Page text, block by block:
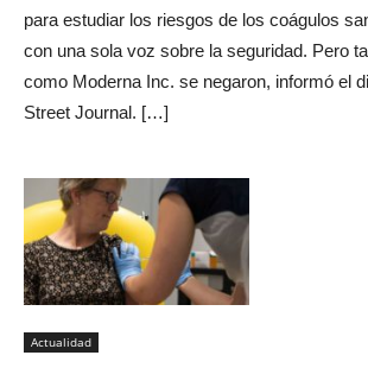
para estudiar los riesgos de los coágulos
con una sola voz sobre la seguridad. Pero
como Moderna Inc. se negaron, informó el
Street Journal. […]
Actualidad